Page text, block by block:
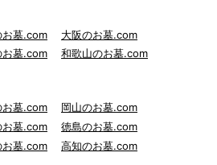
お墓.com
大阪のお墓.com
お墓.com 和歌山のお墓.com
お墓.com
岡山のお墓.com
お墓.com
徳島のお墓.com
お墓.com 高知のお墓.com